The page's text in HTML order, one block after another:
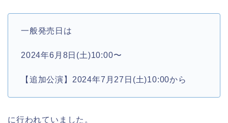
一般発売日は
2024年6月8日(土)10:00〜
【追加公演】2024年7月27日(土)10:00から
に行われていました。